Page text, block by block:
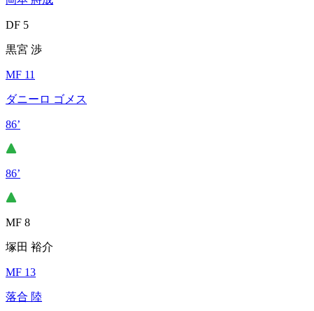
DF 5
黒宮 渉
MF 11
ダニーロ ゴメス
86’
86’
MF 8
塚田 裕介
MF 13
落合 陸